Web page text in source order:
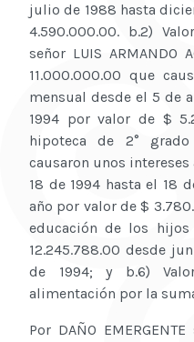
julio de 1988 hasta
4.590.000.00. b.2)
señor LUIS ARMANDO
11.000.000.00 que
mensual desde el 5 de
1994 por valor de $
hipoteca de 2°
causaron unos
18 de 1994 hasta el 18
año por valor de $
educación de los
12.245.788.00 desde
de 1994; y b.6)
alimentación por la
Por DAÑO